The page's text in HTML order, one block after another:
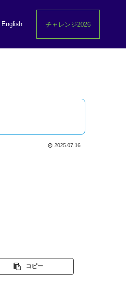
English チャレンジ2026
2025.07.16
コピー